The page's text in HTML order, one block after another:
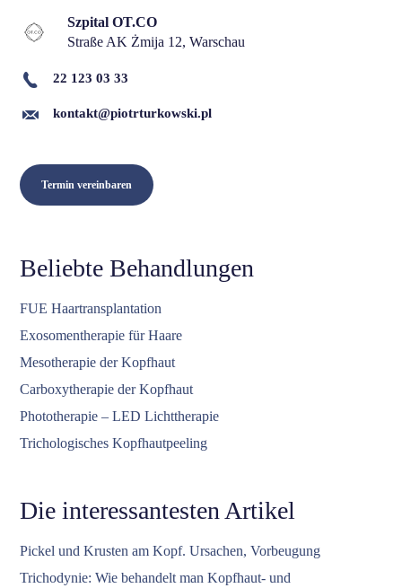
Szpital OT.CO
Straße AK Żmija 12, Warschau
22 123 03 33
kontakt@piotrturkowski.pl
Termin vereinbaren
Beliebte Behandlungen
FUE Haartransplantation
Exosomentherapie für Haare
Mesotherapie der Kopfhaut
Carboxytherapie der Kopfhaut
Phototherapie – LED Lichttherapie
Trichologisches Kopfhautpeeling
Die interessantesten Artikel
Pickel und Krusten am Kopf. Ursachen, Vorbeugung
Trichodynie: Wie behandelt man Kopfhaut- und